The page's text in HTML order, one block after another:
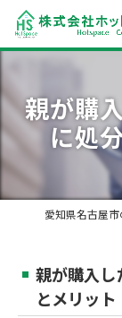
親が購
に処
親が購入し
とメリット